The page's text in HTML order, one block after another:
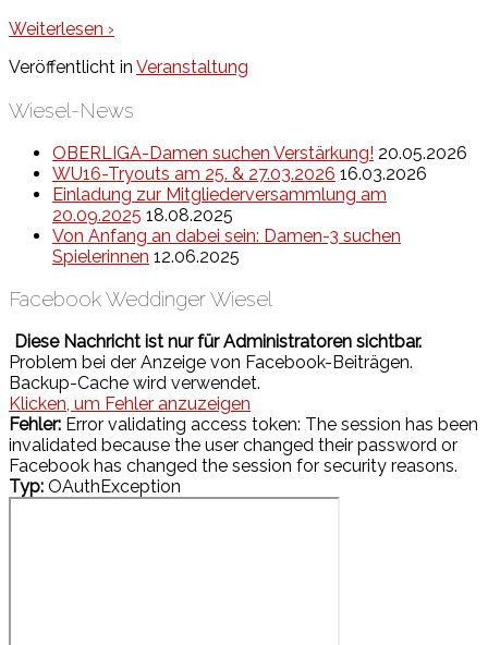
Weiterlesen ›
Veröffentlicht in Veranstaltung
Wiesel-News
OBERLIGA-Damen suchen Verstärkung! 20.05.2026
WU16-Tryouts am 25. & 27.03.2026 16.03.2026
Einladung zur Mitgliederversammlung am
20.09.2025 18.08.2025
Von Anfang an dabei sein: Damen-3 suchen
Spielerinnen 12.06.2025
Facebook Weddinger Wiesel
Diese Nachricht ist nur für Administratoren sichtbar.
Problem bei der Anzeige von Facebook-Beiträgen.
Backup-Cache wird verwendet.
Klicken, um Fehler anzuzeigen
Fehler: Error validating access token: The session has been
invalidated because the user changed their password or
Facebook has changed the session for security reasons.
Typ: OAuthException